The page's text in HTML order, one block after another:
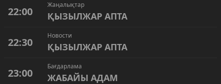
22:00
Жаңалықтар
ҚЫЗЫЛЖАР АПТА
22:30
Новости
ҚЫЗЫЛЖАР АПТА
23:00
Бағдарлама
ЖАБАЙЫ АДАМ